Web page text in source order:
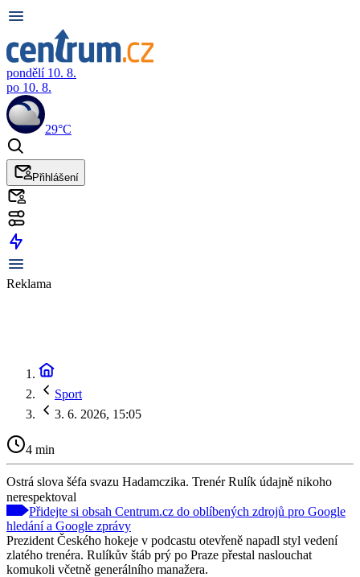
pondělí 10. 8.
po 10. 8.
29°C
Přihlášení
Reklama
Sport
3. 6. 2026, 15:05
4 min
Ostrá slova šéfa svazu Hadamczika. Trenér Rulík údajně nikoho
nerespektoval
Přidejte si obsah Centrum.cz do oblíbených zdrojů pro Google
hledání a Google zprávy
Prezident Českého hokeje v podcastu otevřeně napadl styl vedení
zlatého trenéra. Rulíkův štáb prý po Praze přestal naslouchat
komukoli včetně generálního manažera.